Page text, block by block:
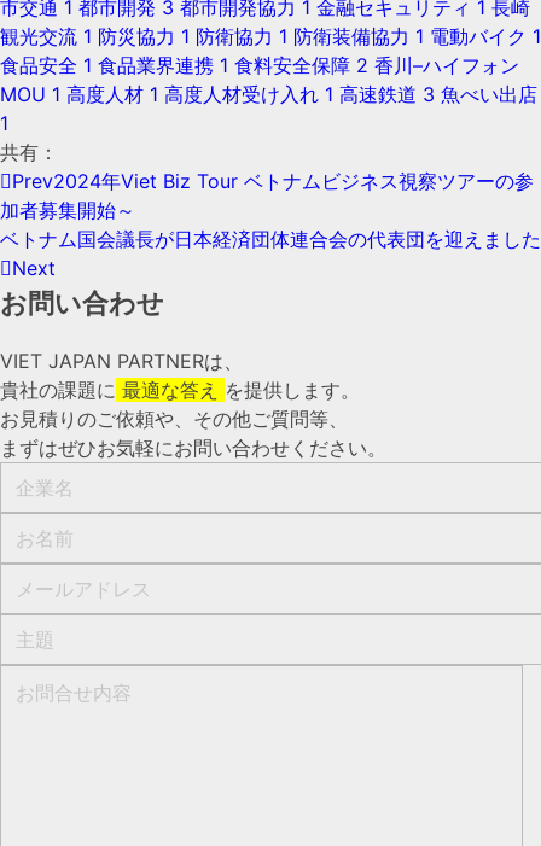
市交通 1 都市開発 3 都市開発協力 1 金融セキュリティ 1 長崎
観光交流 1 防災協力 1 防衛協力 1 防衛装備協力 1 電動バイク 1
食品安全 1 食品業界連携 1 食料安全保障 2 香川–ハイフォン
MOU 1 高度人材 1 高度人材受け入れ 1 高速鉄道 3 魚べい出店
1
共有：
Prev2024年Viet Biz Tour ベトナムビジネス視察ツアーの参
加者募集開始～
ベトナム国会議長が日本経済団体連合会の代表団を迎えました
Next
お問い合わせ​
VIET JAPAN PARTNERは、
貴社の課題に 最適な答え を提供します。
お見積りのご依頼や、その他ご質問等、​
まずはぜひお気軽にお問い合わせください。​